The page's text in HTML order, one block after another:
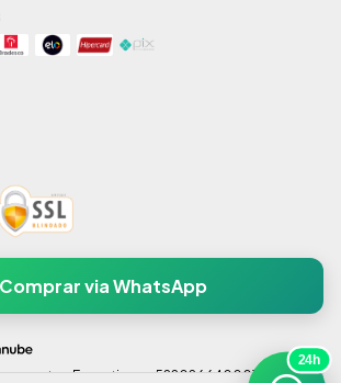
24h
Comprar via WhatsApp
Esportivos - 52202664000137 - 2026.